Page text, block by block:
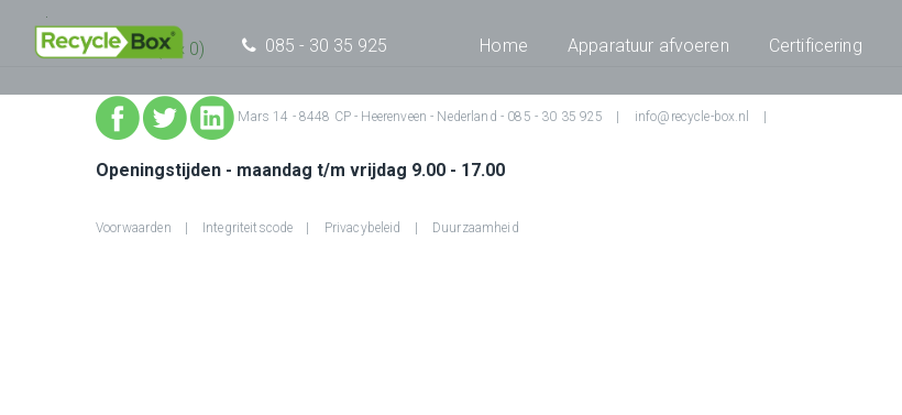
085 - 30 35 925 Home Apparatuur afvoeren Certificering
Full resolution (0 × 0)
Mars 14 - 8448 CP - Heerenveen - Nederland - 085 - 30 35 925 info@recycle-box.nl
Openingstijden - maandag t/m vrijdag 9.00 - 17.00
Voorwaarden Integriteitscode Privacybeleid Duurzaamheid